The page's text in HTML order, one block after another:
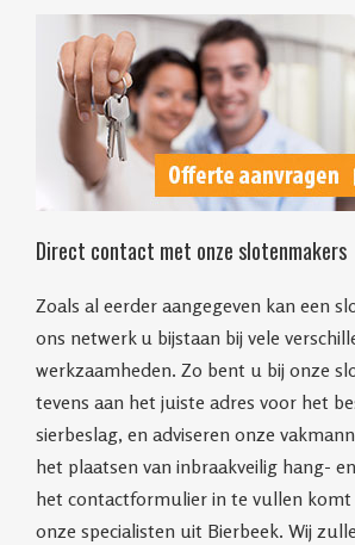
Direct contact met onze slotenmakers
Zoals al eerder aangegeven kan een
ons netwerk u bijstaan bij vele
werkzaamheden. Zo bent u bij onze
tevens aan het juiste adres voor het
sierbeslag, en adviseren onze
het plaatsen van inbraakveilig hang-
het contactformulier in te vullen
onze specialisten uit Bierbeek. Wij